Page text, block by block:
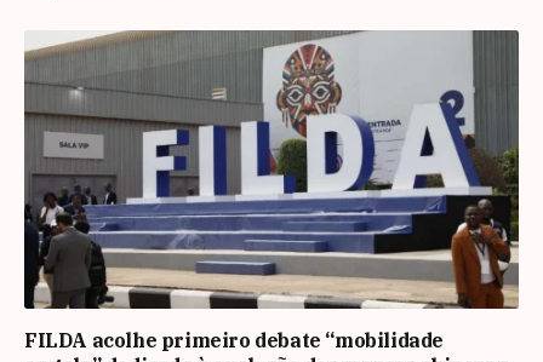
FILDA acolhe primeiro debate “mobilidade